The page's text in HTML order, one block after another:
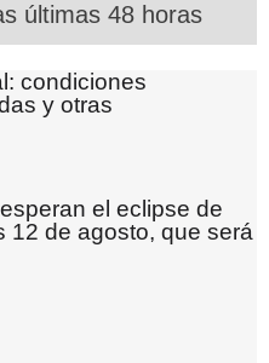
últimas 48 horas
condiciones
y otras
el eclipse de
12 de agosto, que será